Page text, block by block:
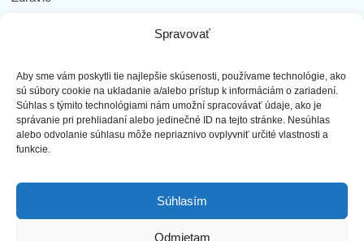
Spravovať
Aby sme vám poskytli tie najlepšie skúsenosti, používame technológie, ako
sú súbory cookie na ukladanie a/alebo prístup k informáciám o zariadení.
Súhlas s týmito technológiami nám umožní spracovávať údaje, ako je
správanie pri prehliadaní alebo jedinečné ID na tejto stránke. Nesúhlas
alebo odvolanie súhlasu môže nepriaznivo ovplyvniť určité vlastnosti a
funkcie.
Súhlasím
Odmietam
Dôležité odkazy
Obchodné podmienky
Ochrana osobných údajov
Doprava a platba
Reklamácia tovaru